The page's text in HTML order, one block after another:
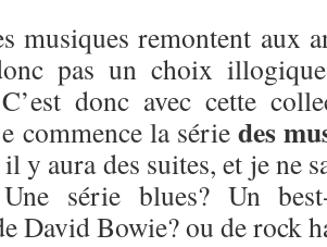
musiques remontent aux
pas un choix
donc avec cette
commence la série des
y aura des suites, et je ne
série blues? Un
David Bowie? ou de rock